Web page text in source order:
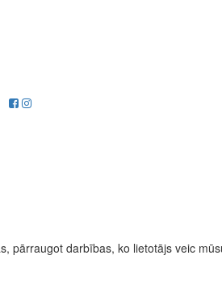
pārraugot darbības, ko lietotājs veic